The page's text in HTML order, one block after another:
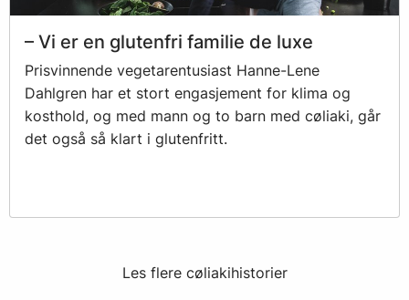
– Vi er en glutenfri familie de luxe
Prisvinnende vegetarentusiast Hanne-Lene
Dahlgren har et stort engasjement for klima og
kosthold, og med mann og to barn med cøliaki, går
det også så klart i glutenfritt.
Les flere cøliakihistorier